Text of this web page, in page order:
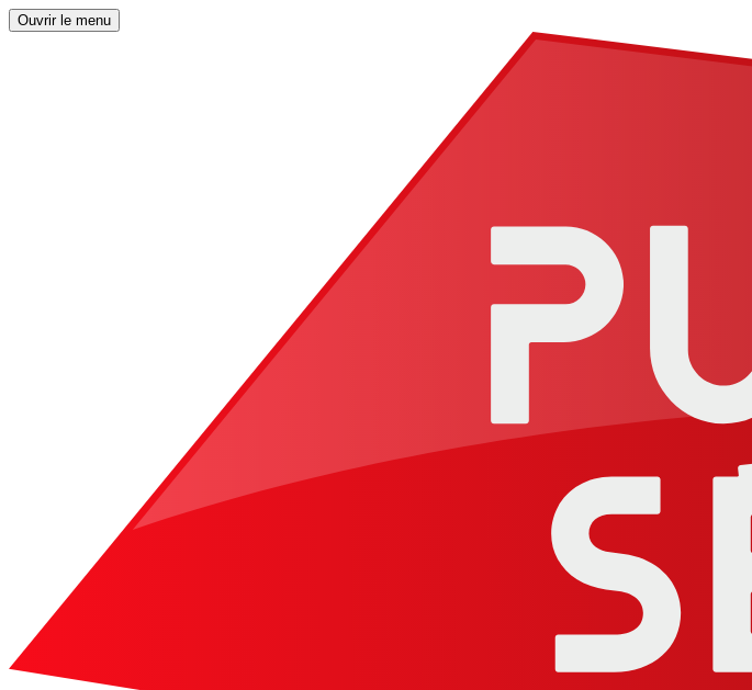
Ouvrir le menu